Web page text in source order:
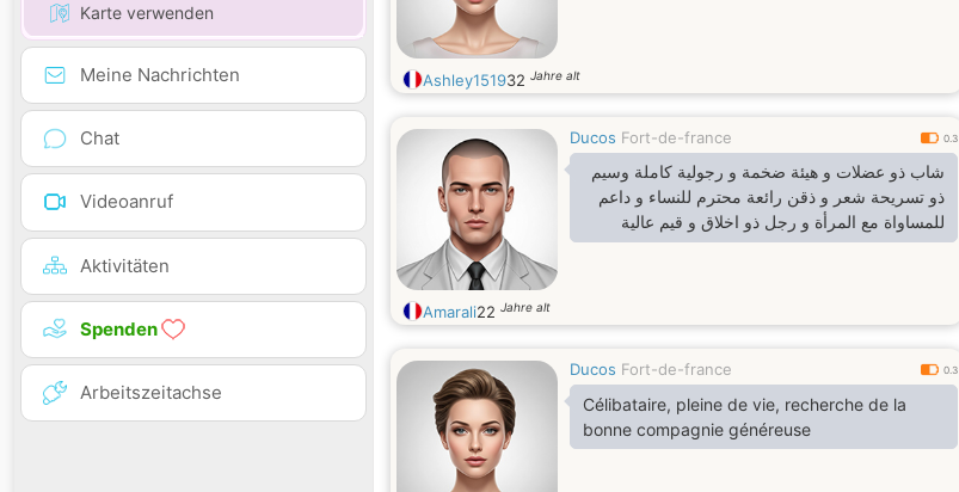
Karte verwenden
Meine Nachrichten
Chat
Videoanruf
Aktivitäten
Spenden
Arbeitszeitachse
Ashley151932 Jahre alt
Ducos Fort-de-france 0.3
شاب ذو عضلات و هيئة ضخمة و رجولية كاملة وسيم
ذو تسريحة شعر و ذقن رائعة محترم للنساء و داعم
للمساواة مع المرأة و رجل ذو اخلاق و قيم عالية
Amarali22 Jahre alt
Ducos Fort-de-france 0.3
Célibataire, pleine de vie, recherche de la
bonne compagnie généreuse